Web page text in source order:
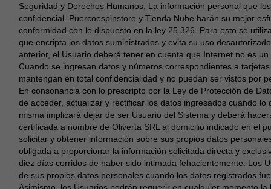
Seguridad y Derechos Humanos. La información personal que
confidencial. Puercoespinstore y Tienda Nube harán su mejor
conformidad con lo dispuesto en la ley 25.326. Para esto se
que encripta los datos suministrados y evita su uso
anterior, el Usuario deberá tener en cuenta que Internet no es
Cuando se ingresan datos y números correspondientes a
mantengan en total confidencialidad y no puedan ser vistos por
En consonancia con lo prescripto por la Ley de Protección de
de acceder, actualizar y rectificar los datos ingresados cuando
misma implicará dejar de ser Usuario del Sistema y deberá
certificada a nombre de Oliverta SRL al domicilio indicado en el
solicitar y obtener información sobre sus propios datos
obligada a proporcionar la información solicitada directa y
diez días corridos de haber sido intimada fehacientemente. Los
de sus propios datos personales cuando los datos registrados